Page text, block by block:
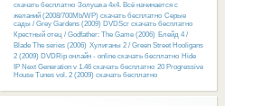
скачать бесплатно Золушка 4х4. Всё начинается с
желаний (2008/700Mb/WP) скачать бесплатно Серые
сады / Grey Gardens (2009) DVDScr скачать бесплатно
Крестный отец / Godfather: The Game (2006) Блейд 4 /
Blade The series (2006) Хулиганы 2 / Green Street Hooligans
2 (2009) DVDRip онлайн - online скачать бесплатно Hide
IP Next Generation v 1.46 скачать бесплатно 20 Progressive
House Tunes vol. 2 (2009) скачать бесплатно